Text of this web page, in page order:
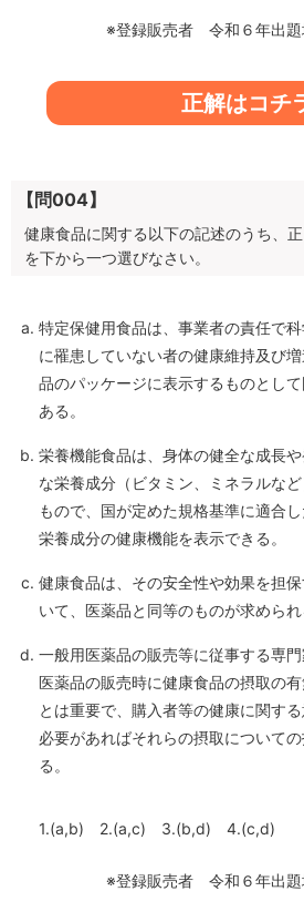
※登録販売者 令和６年出題
正解はコチ
【問004】
健康食品に関する以下の記述のうち、
を下から一つ選びなさい。
特定保健用食品は、事業者の責任で
に罹患していない者の健康維持及び
品のパッケージに表示するものとし
ある。
栄養機能食品は、身体の健全な成長
な栄養成分（ビタミン、ミネラルな
もので、国が定めた規格基準に適合
栄養成分の健康機能を表示できる。
健康食品は、その安全性や効果を担
いて、医薬品と同等のものが求められ
一般用医薬品の販売等に従事する専
医薬品の販売時に健康食品の摂取の
とは重要で、購入者等の健康に関する
必要があればそれらの摂取について
る。
1.(a,b) 2.(a,c) 3.(b,d) 4.(c,d)
※登録販売者 令和６年出題